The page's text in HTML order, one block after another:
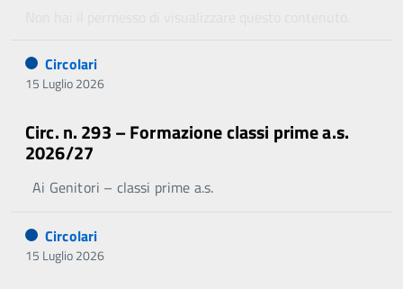
Circolari
15 Luglio 2026
Circ. n. 293 – Formazione classi prime a.s.
2026/27
Ai Genitori – classi prime a.s.
Circolari
15 Luglio 2026